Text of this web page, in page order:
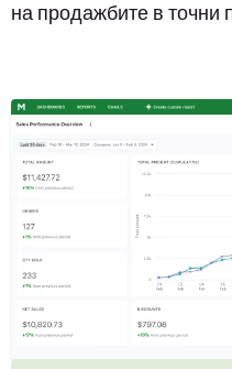
на продажбите в точни